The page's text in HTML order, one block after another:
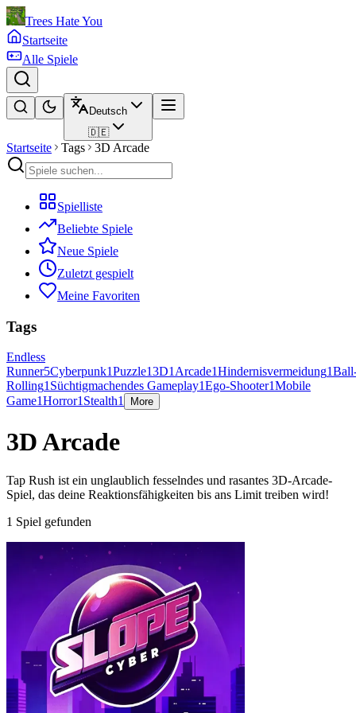
Trees Hate You
Startseite
Alle Spiele
Deutsch
🇩🇪
Startseite Tags 3D Arcade
Spielliste
Beliebte Spiele
Neue Spiele
Zuletzt gespielt
Meine Favoriten
Tags
Endless
Runner5Cyberpunk1Puzzle13D1Arcade1Hindernisvermeidung1
Rolling1Süchtigmachendes Gameplay1Ego-Shooter1Mobile
Game1Horror1Stealth1 More
3D Arcade
Tap Rush ist ein unglaublich fesselndes und rasantes 3D-Arcade-
Spiel, das deine Reaktionsfähigkeiten bis ans Limit treiben wird!
1 Spiel gefunden